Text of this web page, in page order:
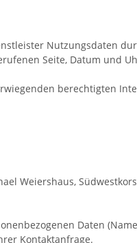
Nutzungsdaten
Seite, Datum und
berechtigten
Weiershaus,
Daten
Kontaktanfrage.